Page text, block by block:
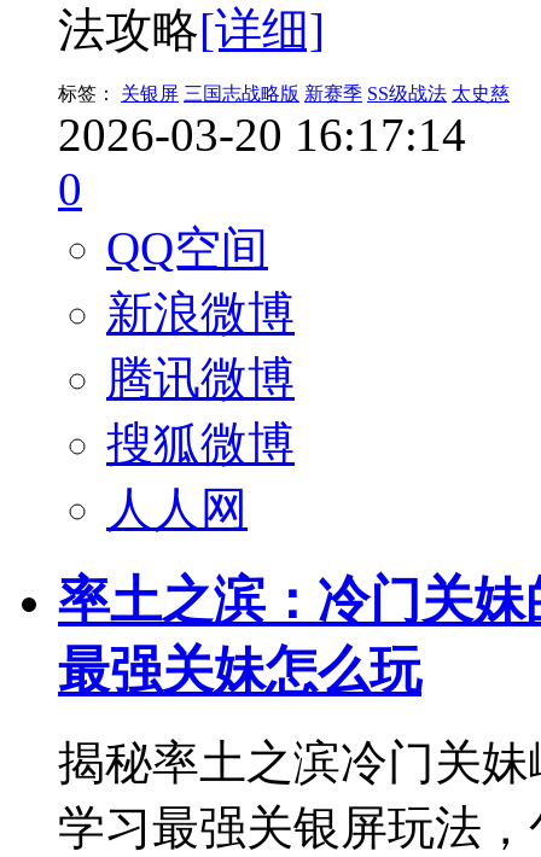
法攻略[详细]
标签： 关银屏 三国志战略版 新赛季 SS级战法 太史慈
2026-03-20 16:17:14
0
QQ空间
新浪微博
腾讯微博
搜狐微博
人人网
率土之滨：冷门关
最强关妹怎么玩
揭秘率土之滨冷门关
学习最强关银屏玩法